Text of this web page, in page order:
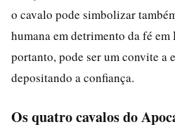
o cavalo pode simbolizar
humana em detrimento da fé em
portanto, pode ser um convite a
depositando a confiança.
Os quatro cavalos do